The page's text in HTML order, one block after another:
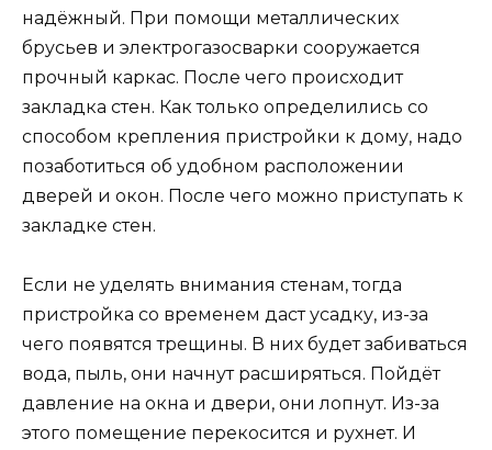
надёжный. При помощи металлических
брусьев и электрогазосварки сооружается
прочный каркас. После чего происходит
закладка стен. Как только определились со
способом крепления пристройки к дому, надо
позаботиться об удобном расположении
дверей и окон. После чего можно приступать к
закладке стен.
Если не уделять внимания стенам, тогда
пристройка со временем даст усадку, из-за
чего появятся трещины. В них будет забиваться
вода, пыль, они начнут расширяться. Пойдёт
давление на окна и двери, они лопнут. Из-за
этого помещение перекосится и рухнет. И